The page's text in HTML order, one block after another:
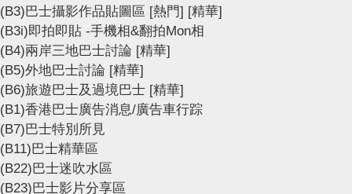
(B3)巴士攝影作品貼圖區 [熱門] [精華]
(B3i)即拍即貼 -手機相&翻拍Mon相
(B4)兩岸三地巴士討論 [精華]
(B5)外地巴士討論 [精華]
(B6)旅遊巴士及過境巴士 [精華]
(B1)香港巴士廣告消息/廣告車行踪
(B7)巴士特別所見
(B11)巴士精華區
(B22)巴士迷吹水區
(B23)巴士影片分享區